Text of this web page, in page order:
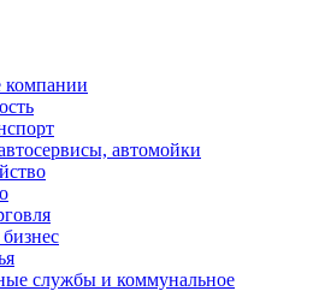
автомойки
службы и коммунальное